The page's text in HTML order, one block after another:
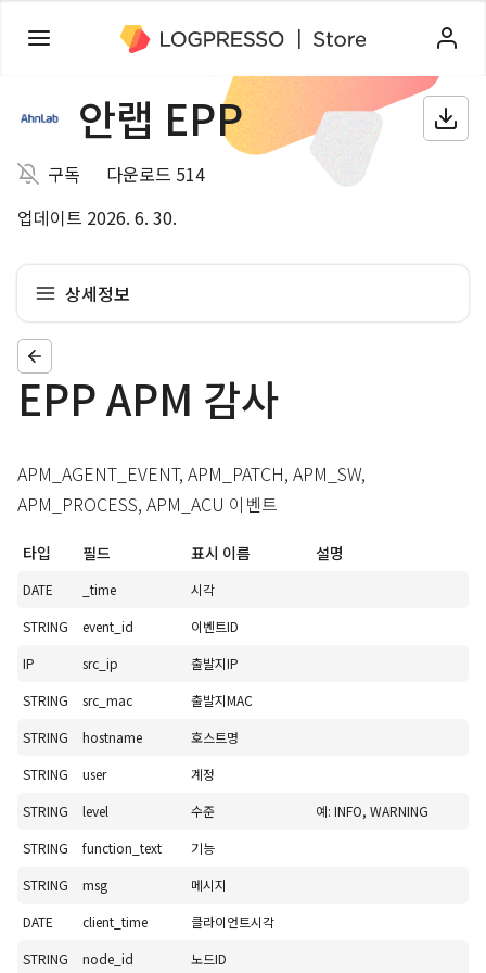
안랩 EPP
구독
다운로드 514
업데이트 2026. 6. 30.
상세정보
EPP APM 감사
APM_AGENT_EVENT, APM_PATCH, APM_SW,
APM_PROCESS, APM_ACU 이벤트
타입 필드 표시 이름 설명
DATE _time
시각
STRING
event_id
이벤트ID
IP
src_ip
출발지IP
STRING
src_mac
출발지MAC
STRING
hostname
호스트명
STRING
user
계정
STRING
level 수준
예: INFO, WARNING
STRING
function_text
기능
STRING
msg
메시지
DATE
client_time
클라이언트시각
STRING
node_id 노드ID